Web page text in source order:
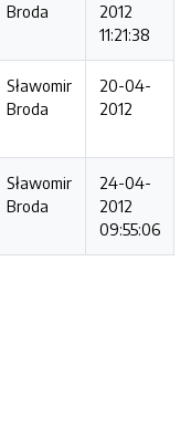
Broda
2012
11:21:38
Sławomir
Broda
20-04-
2012
Sławomir
Broda
24-04-
2012
09:55:06